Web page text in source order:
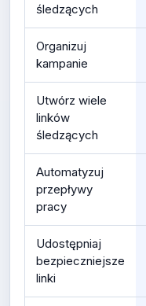
śledzących
Organizuj
kampanie
Utwórz wiele
linków
śledzących
Automatyzuj
przepływy
pracy
Udostępniaj
bezpieczniejsze
linki